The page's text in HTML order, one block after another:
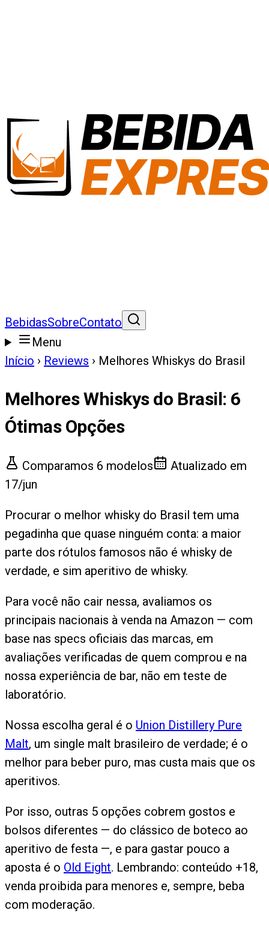
BebidasSobreContato
Menu
Início › Reviews › Melhores Whiskys do Brasil
Melhores Whiskys do Brasil: 6
Ótimas Opções
Comparamos 6 modelos
Atualizado em
17/jun
Procurar o melhor whisky do Brasil tem uma
pegadinha que quase ninguém conta: a maior
parte dos rótulos famosos não é whisky de
verdade, e sim aperitivo de whisky.
Para você não cair nessa, avaliamos os
principais nacionais à venda na Amazon — com
base nas specs oficiais das marcas, em
avaliações verificadas de quem comprou e na
nossa experiência de bar, não em teste de
laboratório.
Nossa escolha geral é o Union Distillery Pure
Malt, um single malt brasileiro de verdade; é o
melhor para beber puro, mas custa mais que os
aperitivos.
Por isso, outras 5 opções cobrem gostos e
bolsos diferentes — do clássico de boteco ao
aperitivo de festa —, e para gastar pouco a
aposta é o Old Eight. Lembrando: conteúdo +18,
venda proibida para menores e, sempre, beba
com moderação.